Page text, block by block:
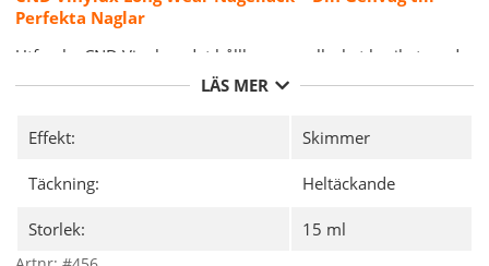
Perfekta Naglar
Utforska CND Vinylux, det hållbara nagellacket berikat med
Jojobaolja, Vitamin E och Keratin för starkare och mer
flexibla naglar. Upplev upp till 7 dagars hållbarhet med CND
Coat, vilket gör din nagelrutin snabb och enkel.
Användning:
Skaka flaskan väl.
LÄS MER
Effekt: Skimmer
Täckning: Heltäckande
Storlek: 15 ml